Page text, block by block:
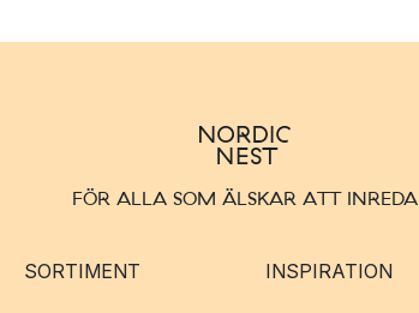
FÖR ALLA SOM ÄLSKAR ATT INREDA
SORTIMENT INSPIRATION